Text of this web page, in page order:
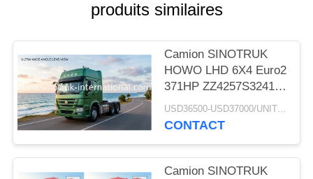
PLAN
DU
SITE
POLITIQUE
produits similaires
Camion SINOTRUK
HOWO LHD 6X4 Euro2
371HP ZZ4257S3241W
de tracteur
USD36500-USD37000/UNIT)negotiation MOQ:1 UNITÉ
CONTACT
Camion SINOTRUK